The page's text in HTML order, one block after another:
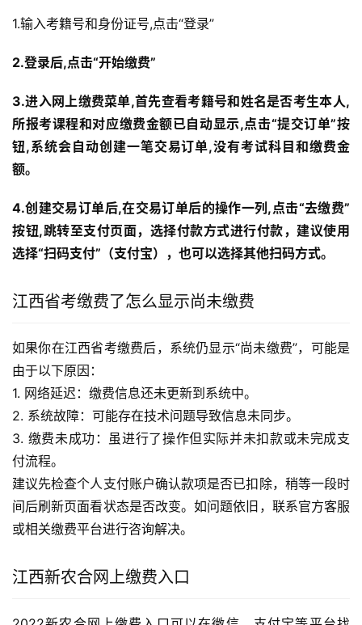
1.输入考籍号和身份证号,点击“登录”
2.登录后,点击“开始缴费”
3.进入网上缴费菜单,首先查看考籍号和姓名是否考生本人,
所报考课程和对应缴费金额已自动显示,点击“提交订单”按
钮,系统会自动创建一笔交易订单,没有考试科目和缴费金
额。
4.创建交易订单后,在交易订单后的操作一列,点击“去缴费”
按钮,跳转至支付页面，选择付款方式进行付款，建议使用
选择“扫码支付”（支付宝），也可以选择其他扫码方式。
江西省考缴费了怎么显示尚未缴费
如果你在江西省考缴费后，系统仍显示“尚未缴费”，可能是
由于以下原因：
1. 网络延迟：缴费信息还未更新到系统中。
2. 系统故障：可能存在技术问题导致信息未同步。
3. 缴费未成功：虽进行了操作但实际并未扣款或未完成支
付流程。
建议先检查个人支付账户确认款项是否已扣除，稍等一段时
间后刷新页面看状态是否改变。如问题依旧，联系官方客服
或相关缴费平台进行咨询解决。
江西新农合网上缴费入口